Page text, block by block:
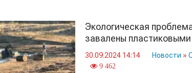
Экологическая
завалены
бочками
30.09.2024 14:14 Новости »
9 462